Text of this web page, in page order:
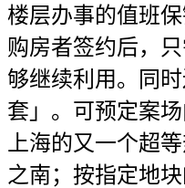
楼层办事的值班保
购房者签约后，
够继续利用。同
套」。可预定案
上海的又一个超
之南；按指定地